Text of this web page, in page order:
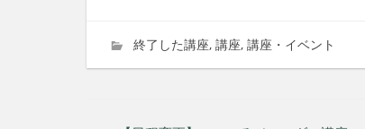
2021年7月18日
imati
終了した講座, 講座, 講座・イベント